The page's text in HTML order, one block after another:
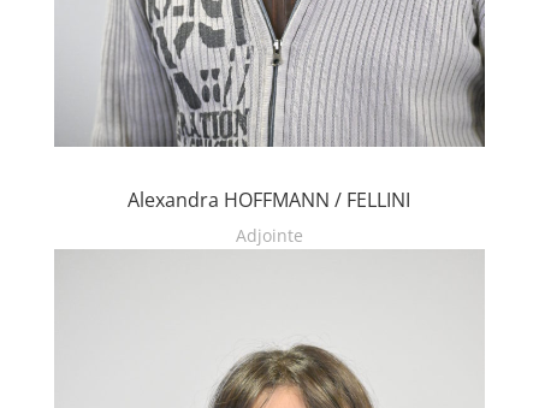
Alexandra HOFFMANN / FELLINI
Adjointe